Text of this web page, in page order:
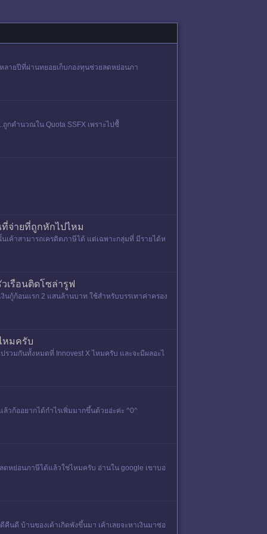
ายปีที่ผ่านทยอยเก็บกองทุนช่วยลดหย่อนภา
กคำนวณใน Quota SSFX เพราะไปซื้
จ่ายที่ถูกหักไปไหม
ค้าสามารถเครดิตภาษีได้ แต่เฉพาะกลุ่มที่ มีรายได้ห
เรือนติดโซล่ารูฟ
นกู้ก้อนแรก 2 แสนล้านบาท ใช้สำหรับบรรเทาค่าครอง
หมครับ
รวมกันทั้งหมดที่ Innovest X ไหมครับ และจะมีผลอะไ
ก้ออยากได้กำไรเพิ่มมากขึ้นด้วยอ่ะค่ะ ^0^
ดหย่อนภาษีได้แล้วใช่ไหมครับ อ่านใน google เขาบอ
นดี บ้านของเค้าเกิดพังขึ้นมา เค้าเลยจะหาเงินมาซ่อ